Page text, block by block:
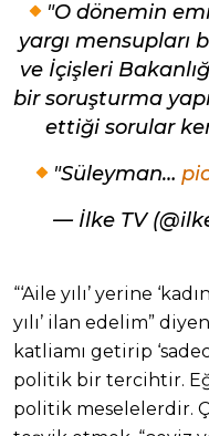
"O dönemin
yargı mensupları
ve İçişleri
bir soruşturma
ettiği sorular
"Süleyman…
— İlke TV
“‘Aile yılı’ yerine
yılı’ ilan edelim”
katliamı getirip
politik bir tercihtir.
politik meselelerdir.